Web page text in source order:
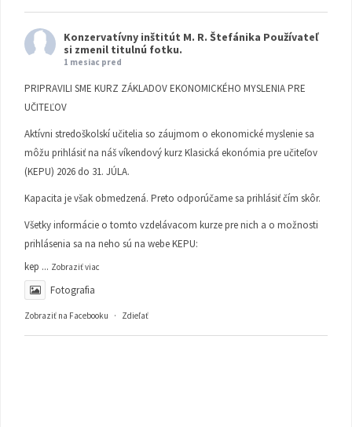
Konzervatívny inštitút M. R. Štefánika Používateľ
si zmenil titulnú fotku.
1 mesiac pred
PRIPRAVILI SME KURZ ZÁKLADOV EKONOMICKÉHO MYSLENIA PRE
UČITEĽOV
Aktívni stredoškolskí učitelia so záujmom o ekonomické myslenie sa
môžu prihlásiť na náš víkendový kurz Klasická ekonómia pre učiteľov
(KEPU) 2026 do 31. JÚLA.
Kapacita je však obmedzená. Preto odporúčame sa prihlásiť čím skôr.
Všetky informácie o tomto vzdelávacom kurze pre nich a o možnosti
prihlásenia sa na neho sú na webe KEPU:
kep ... Zobraziť viac
Fotografia
Zobraziť na Facebooku · Zdieľať